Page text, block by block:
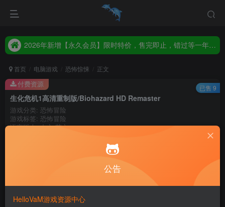
2026年新增【永久会员】限时特价，售完即止，错过等一年！！！
2026年新增【永久会员】限时特价，售完即止，错过等一年！！！
首页 电脑游戏 恐怖惊悚 正文
生化危机1高清重制版/Biohazard HD Remaster
游戏分类: 恐怖冒险
游戏标签: 恐怖冒险
语言版本: 中文 英文
100
登录购买
付费资源 已售 9
公告
HelloVaM游戏资源中心